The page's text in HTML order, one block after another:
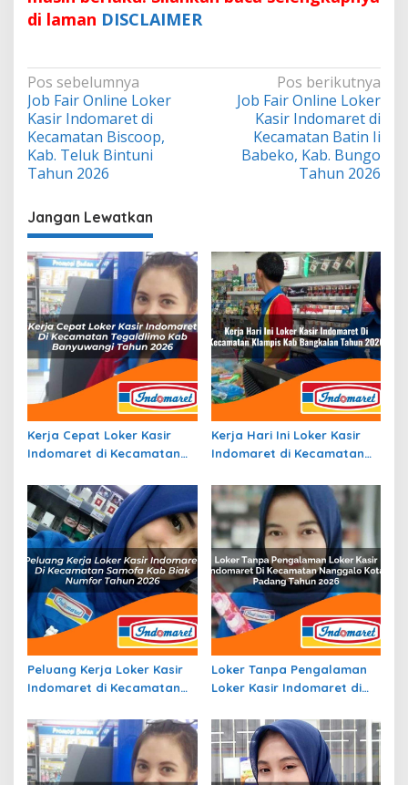
di laman DISCLAIMER
Navigasi
pos
Pos sebelumnya
Job Fair Online Loker
Kasir Indomaret di
Kecamatan Biscoop,
Kab. Teluk Bintuni
Tahun 2026
Pos berikutnya
Job Fair Online Loker
Kasir Indomaret di
Kecamatan Batin Ii
Babeko, Kab. Bungo
Tahun 2026
Jangan Lewatkan
Kerja Cepat Loker Kasir
Indomaret di Kecamatan
Banyuwangi Tahun 2026
Kerja Hari Ini Loker Kasir
Indomaret di Kecamatan
Tahun 2026
Peluang Kerja Loker Kasir
Indomaret di Kecamatan
Tahun 2026
Loker Tanpa Pengalaman
Loker Kasir Indomaret di
Kota Padang Tahun 2026